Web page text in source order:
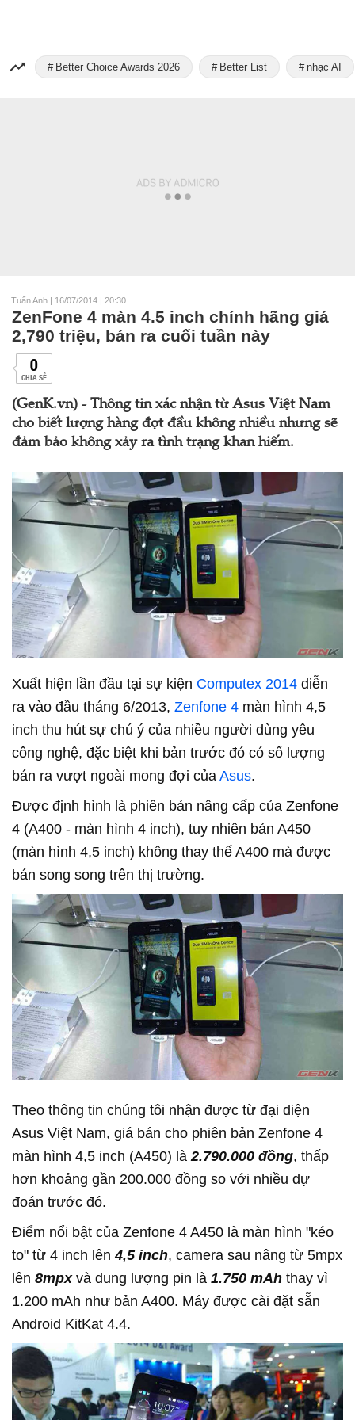
Better Choice Awards 2026 Better List nhạc AI
Tuấn Anh | 16/07/2014 | 20:30
ZenFone 4 màn 4.5 inch chính hãng giá
2,790 triệu, bán ra cuối tuần này
0
CHIA SẺ
(GenK.vn) - Thông tin xác nhận từ Asus Việt Nam
cho biết lượng hàng đợt đầu không nhiều nhưng sẽ
đảm bảo không xảy ra tình trạng khan hiếm.
Xuất hiện lần đầu tại sự kiện Computex 2014 diễn
ra vào đầu tháng 6/2013, Zenfone 4 màn hình 4,5
inch thu hút sự chú ý của nhiều người dùng yêu
công nghệ, đặc biệt khi bản trước đó có số lượng
bán ra vượt ngoài mong đợi của Asus.
Được định hình là phiên bản nâng cấp của Zenfone
4 (A400 - màn hình 4 inch), tuy nhiên bản A450
(màn hình 4,5 inch) không thay thế A400 mà được
bán song song trên thị trường.
Theo thông tin chúng tôi nhận được từ đại diện
Asus Việt Nam, giá bán cho phiên bản Zenfone 4
màn hình 4,5 inch (A450) là2.790.000 đồng, thấp
hơn khoảng gần 200.000 đồng so với nhiều dự
đoán trước đó.
Điểm nổi bật của Zenfone 4 A450 là màn hình "kéo
to" từ 4 inch lên4,5 inch, camera sau nâng từ 5mpx
lên 8mpxvà dung lượng pin là 1.750 mAh thay vì
1.200 mAh như bản A400. Máy được cài đặt sẵn
Android KitKat 4.4.